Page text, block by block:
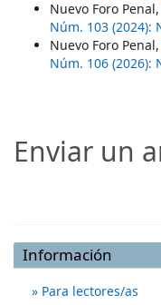
Nuevo Foro Penal,
Núm. 103 (2024):
Nuevo Foro Penal,
Núm. 106 (2026):
Enviar un
Información
Para lectores/as